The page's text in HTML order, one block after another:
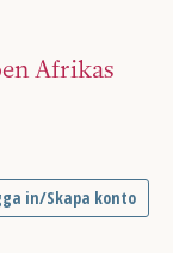
Afrikas